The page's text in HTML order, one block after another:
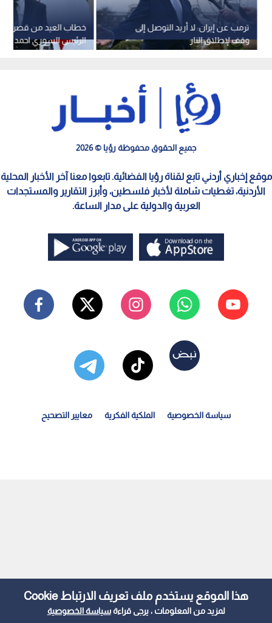
هذا الموقع يستخدم ملف تعريف الارتباط Cookie
لمزيد من المعلومات ، يرجى قراءةسياسة الخصوصية
خطاب العيد من قصر
الرئيس السوري احمد
قفزة اقتصادية وميزانية
ترمب عن إيران: لا أريد التوصل إلى
وقف لإطلاق النار
جميع الحقوق محفوظة رؤيا © 2026
موقع إخباري أردني تابع لقناة رؤيا الفضائية. تابعوا معنا آخر الأخبار المحلية
الأردنية، تغطيات شاملة لأخبار فلسطين، وأبرز التقارير والمستجدات
العربية والدولية على مدار الساعة.
سياسة الخصوصية الملكية الفكرية معايير التصحيح